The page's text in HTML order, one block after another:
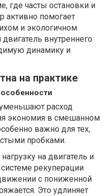
где часты остановки и
активно помогает
и экологичном
внутреннего
динамику и
на практике
расход
экономия в смешанном
важно для тех,
пробками.
на двигатель и
рекуперации
с пониженной
Это удлиняет